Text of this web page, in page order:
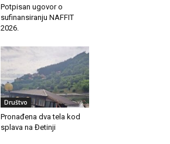
Potpisan ugovor o
sufinansiranju NAFFIT
2026.
Društvo
Pronađena dva tela kod
splava na Đetinji